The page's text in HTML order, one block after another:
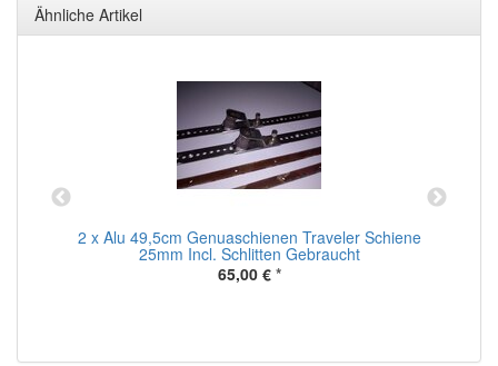
Ähnliche Artikel
2 x Alu 49,5cm Genuaschienen Traveler Schiene
25mm Incl. Schlitten Gebraucht
65,00 € *